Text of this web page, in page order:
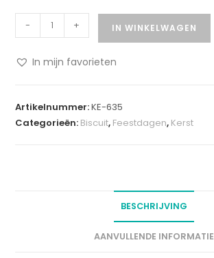
- + IN WINKELWAGEN
In mijn favorieten
t
e
Artikelnummer:KE-635
Categorieën: Biscuit, Feestdagen, Kerst
BESCHRIJVING
AANVULLENDE INFORMATIE